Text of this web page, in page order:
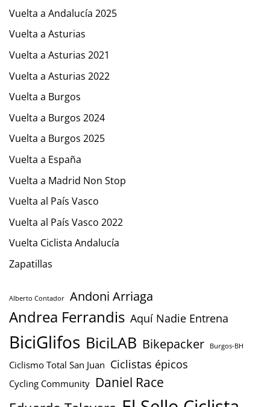
Vuelta a Andalucía 2025
Vuelta a Asturias
Vuelta a Asturias 2021
Vuelta a Asturias 2022
Vuelta a Burgos
Vuelta a Burgos 2024
Vuelta a Burgos 2025
Vuelta a España
Vuelta a Madrid Non Stop
Vuelta al País Vasco
Vuelta al País Vasco 2022
Vuelta Ciclista Andalucía
Zapatillas
Alberto Contador Andoni Arriaga
Andrea Ferrandis Aquí Nadie Entrena
BiciGlifos BiciLAB Bikepacker Burgos-BH
Ciclismo Total San Juan Ciclistas épicos
Cycling Community Daniel Race